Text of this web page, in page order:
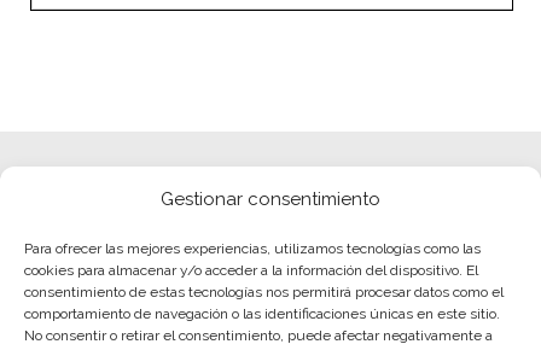
Gestionar consentimiento
Para ofrecer las mejores experiencias, utilizamos tecnologías como las
cookies para almacenar y/o acceder a la información del dispositivo. El
consentimiento de estas tecnologías nos permitirá procesar datos como el
comportamiento de navegación o las identificaciones únicas en este sitio.
No consentir o retirar el consentimiento, puede afectar negativamente a